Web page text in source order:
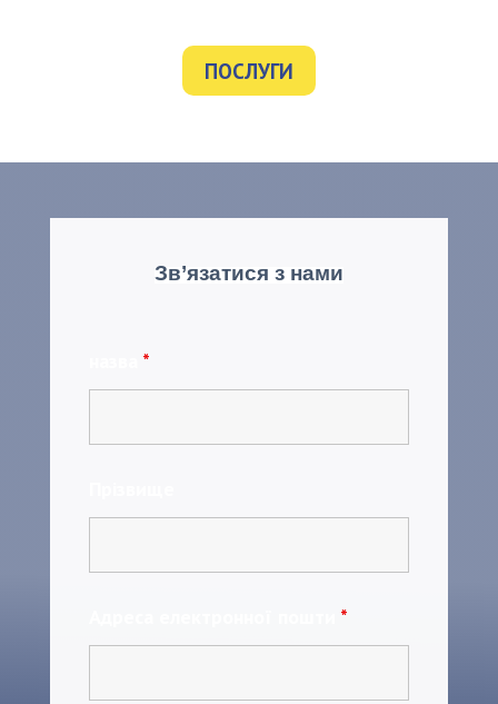
ПОСЛУГИ
Зв’язатися з нами
*
*